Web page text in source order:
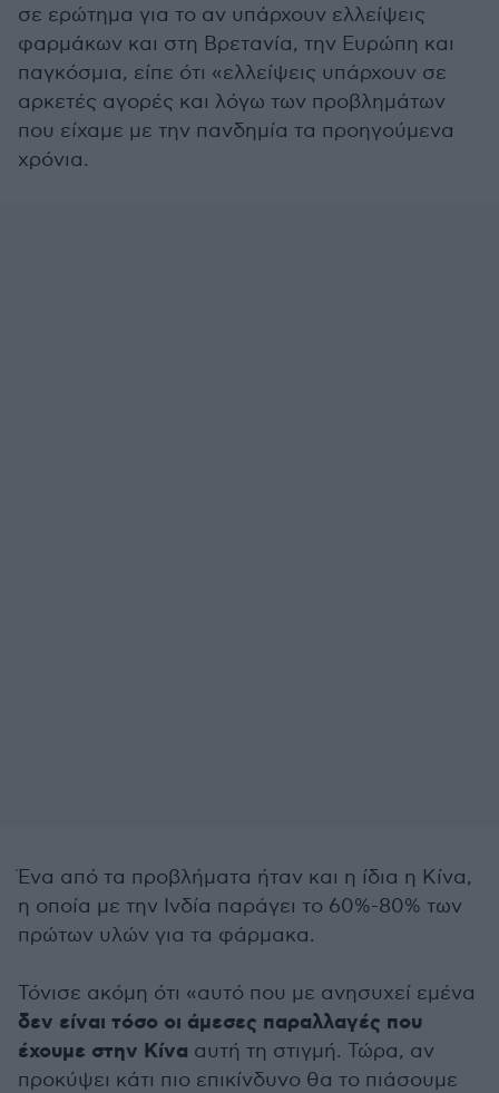
σε ερώτημα για το αν υπάρχουν ελλείψεις
φαρμάκων και στη Βρετανία, την Ευρώπη και
παγκόσμια, είπε ότι «ελλείψεις υπάρχουν σε
αρκετές αγορές και λόγω των προβλημάτων
που είχαμε με την πανδημία τα προηγούμενα
χρόνια.
Ένα από τα προβλήματα ήταν και η ίδια η Κίνα,
η οποία με την Ινδία παράγει το 60%-80% των
πρώτων υλών για τα φάρμακα.
Τόνισε ακόμη ότι «αυτό που με ανησυχεί εμένα
δεν είναι τόσο οι άμεσες παραλλαγές που
έχουμε στην Κίνα αυτή τη στιγμή. Τώρα, αν
προκύψει κάτι πιο επικίνδυνο θα το πιάσουμε